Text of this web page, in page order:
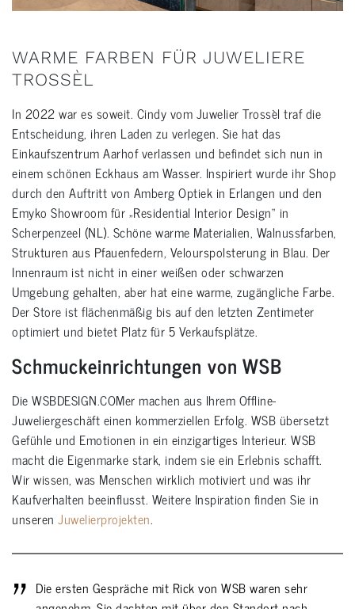
WARME FARBEN FÜR JUWELIERE
TROSSÈL
In 2022 war es soweit. Cindy vom Juwelier Trossèl traf die
Entscheidung, ihren Laden zu verlegen. Sie hat das
Einkaufszentrum Aarhof verlassen und befindet sich nun in
einem schönen Eckhaus am Wasser. Inspiriert wurde ihr Shop
durch den Auftritt von Amberg Optiek in Erlangen und den
Emyko Showroom für „Residential Interior Design“ in
Scherpenzeel (NL). Schöne warme Materialien, Walnussfarben,
Strukturen aus Pfauenfedern, Velourspolsterung in Blau. Der
Innenraum ist nicht in einer weißen oder schwarzen
Umgebung gehalten, aber hat eine warme, zugängliche Farbe.
Der Store ist flächenmäßig bis auf den letzten Zentimeter
optimiert und bietet Platz für 5 Verkaufsplätze.
Schmuckeinrichtungen von WSB
Die WSBDESIGN.COMer machen aus Ihrem Offline-
Juweliergeschäft einen kommerziellen Erfolg. WSB übersetzt
Gefühle und Emotionen in ein einzigartiges Interieur. WSB
macht die Eigenmarke stark, indem sie ein Erlebnis schafft.
Wir wissen, was Menschen wirklich motiviert und was ihr
Kaufverhalten beeinflusst. Weitere Inspiration finden Sie in
unseren Juwelierprojekten.
Die ersten Gespräche mit Rick von WSB waren sehr